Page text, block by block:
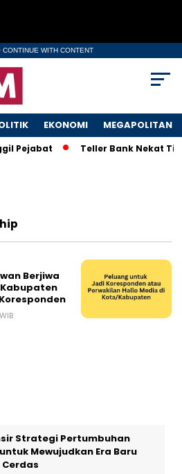
CONTINUE WITH CONTENT
EKONOMI MEGAPOLITAN
Pejabat Teller Bank Nekat
Berjiwa
Strategi Pertumbuhan
Mewujudkan Era Baru